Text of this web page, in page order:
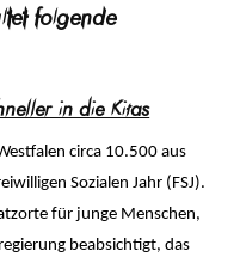
folgende
in die Kitas
circa 10.500 aus
Sozialen Jahr (FSJ).
für junge Menschen,
beabsichtigt, das